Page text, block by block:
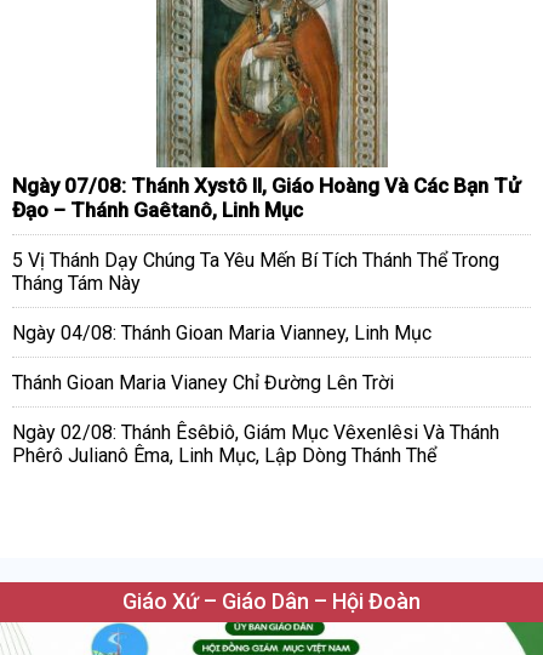
Ngày 07/08: Thánh Xystô II, Giáo Hoàng Và Các Bạn Tử
Đạo – Thánh Gaêtanô, Linh Mục
5 Vị Thánh Dạy Chúng Ta Yêu Mến Bí Tích Thánh Thể Trong
Tháng Tám Này
Ngày 04/08: Thánh Gioan Maria Vianney, Linh Mục
Thánh Gioan Maria Vianey Chỉ Đường Lên Trời
Ngày 02/08: Thánh Êsêbiô, Giám Mục Vêxenlêsi Và Thánh
Phêrô Julianô Êma, Linh Mục, Lập Dòng Thánh Thể
Giáo Xứ – Giáo Dân – Hội Đoàn